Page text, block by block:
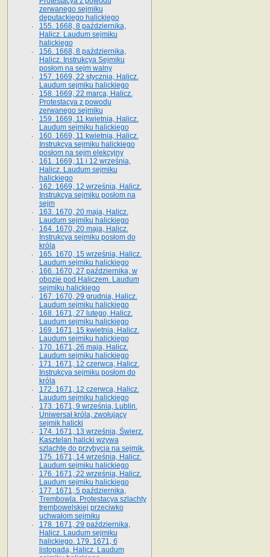
zerwanego sejmiku
deputackiego halickiego
155. 1668, 8 października,
Halicz. Laudum sejmiku
halickiego
156. 1668, 8 października,
Halicz. Instrukcya Sejmiku
posłom na sejm walny
157. 1669, 22 stycznia, Halicz.
Laudum sejmiku halickiego
158. 1669, 22 marca, Halicz.
Protestacya z powodu
zerwanego sejmiku
159. 1669, 11 kwietnia, Halicz.
Laudum sejmiku halickiego
160. 1669, 11 kwietnia, Halicz.
Instrukcya sejmiku halickiego
posłom na sejm elekcyjny
161. 1669, 11 i 12 września,
Halicz. Laudum sejmiku
halickiego
162. 1669, 12 września, Halicz.
Instrukcya sejmiku posłom na
sejm
163. 1670, 20 maja, Halicz.
Laudum sejmiku halickiego
164. 1670, 20 maja, Halicz.
Instrukcya sejmiku posłom do
króla
165. 1670, 15 września, Halicz.
Laudum sejmiku halickiego
166. 1670, 27 października, w
obozie pod Haliczem. Laudum
sejmiku halickiego
167. 1670, 29 grudnia, Halicz.
Laudum sejmiku halickiego
168. 1671, 27 lutego, Halicz.
Laudum sejmiku halickiego
169. 1671, 15 kwietnia, Halicz.
Laudum sejmiku halickiego
170. 1671, 26 maja, Halicz.
Laudum sejmiku halickiego
171. 1671, 12 czerwca, Halicz.
Instrukcya sejmiku posłom do
króla
172. 1671, 12 czerwca, Halicz.
Laudum sejmiku halickiego
173. 1671, 9 września, Lublin.
Uniwersał króla, zwołujący
sejmik halicki
174. 1671, 13 września, Świerz.
Kasztelan halicki wzywa
szlachtę do przybycia na sejmik.
175. 1671, 14 września, Halicz.
Laudum sejmiku halickiego
176. 1671, 22 września, Halicz.
Laudum sejmiku halickiego
177. 1671, 5 października,
Trembowla. Protestacya szlachty
trembowelskiej przeciwko
uchwałom sejmiku
178. 1671, 29 października,
Halicz. Laudum sejmiku
halickiego. 179. 1671, 6
listopada, Halicz. Laudum